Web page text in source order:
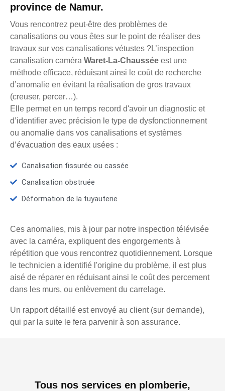
province de Namur.
Vous rencontrez peut-être des problèmes de
canalisations ou vous êtes sur le point de réaliser des
travaux sur vos canalisations vétustes ?L’inspection
canalisation caméra Waret-La-Chaussée est une
méthode efficace, réduisant ainsi le coût de recherche
d’anomalie en évitant la réalisation de gros travaux
(creuser, percer…).
Elle permet en un temps record d'avoir un diagnostic et
d’identifier avec précision le type de dysfonctionnement
ou anomalie dans vos canalisations et systèmes
d’évacuation des eaux usées :
Canalisation fissurée ou cassée
Canalisation obstruée
Déformation de la tuyauterie
Ces anomalies, mis à jour par notre inspection télévisée
avec la caméra, expliquent des engorgements à
répétition que vous rencontrez quotidiennement. Lorsque
le technicien a identifié l'origine du problème, il est plus
aisé de réparer en réduisant ainsi le coût des percement
dans les murs, ou enlèvement du carrelage.
Un rapport détaillé est envoyé au client (sur demande),
qui par la suite le fera parvenir à son assurance.
Tous nos services en plomberie,